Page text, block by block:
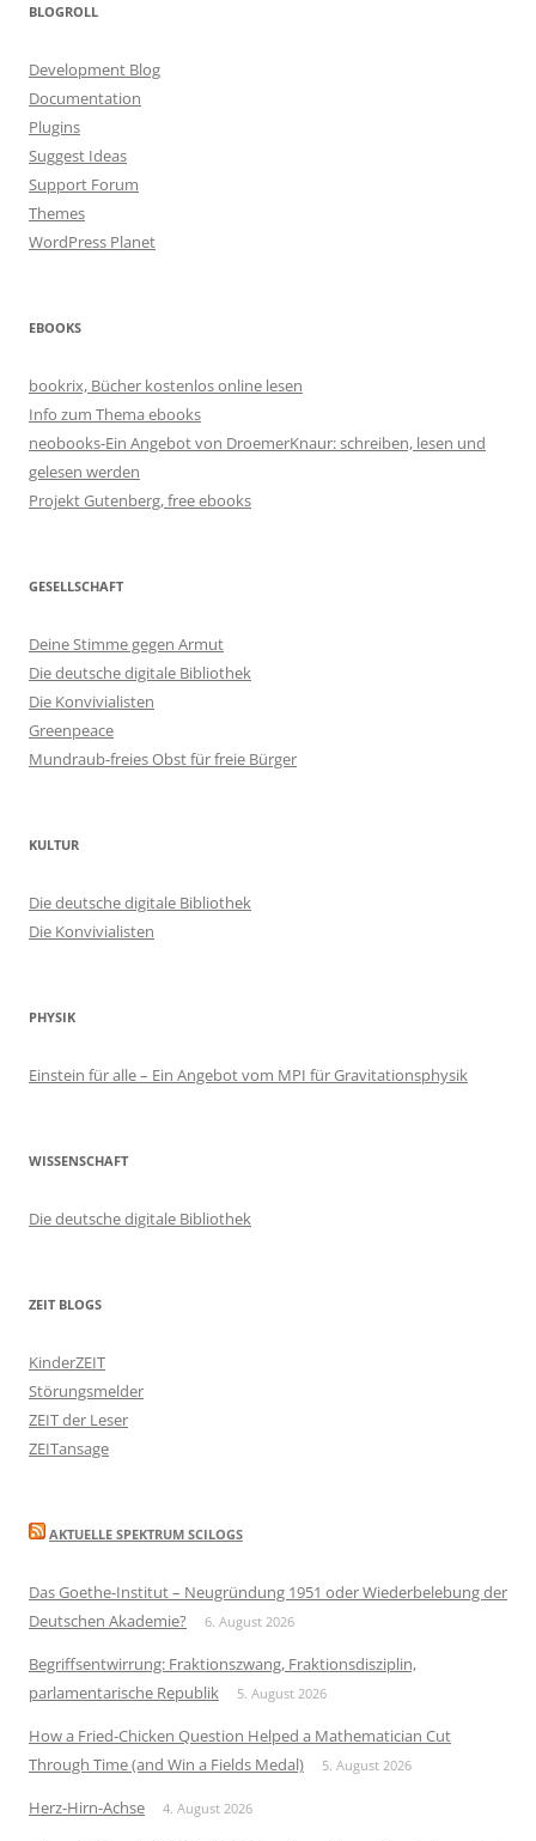
BLOGROLL
Development Blog
Documentation
Plugins
Suggest Ideas
Support Forum
Themes
WordPress Planet
EBOOKS
bookrix, Bücher kostenlos online lesen
Info zum Thema ebooks
neobooks-Ein Angebot von DroemerKnaur: schreiben, lesen und
gelesen werden
Projekt Gutenberg, free ebooks
GESELLSCHAFT
Deine Stimme gegen Armut
Die deutsche digitale Bibliothek
Die Konvivialisten
Greenpeace
Mundraub-freies Obst für freie Bürger
KULTUR
Die deutsche digitale Bibliothek
Die Konvivialisten
PHYSIK
Einstein für alle – Ein Angebot vom MPI für Gravitationsphysik
WISSENSCHAFT
Die deutsche digitale Bibliothek
ZEIT BLOGS
KinderZEIT
Störungsmelder
ZEIT der Leser
ZEITansage
AKTUELLE SPEKTRUM SCILOGS
Das Goethe-Institut – Neugründung 1951 oder Wiederbelebung der
Deutschen Akademie?
6. August 2026
Begriffsentwirrung: Fraktionszwang, Fraktionsdisziplin,
parlamentarische Republik
5. August 2026
How a Fried-Chicken Question Helped a Mathematician Cut
Through Time (and Win a Fields Medal)
5. August 2026
Herz-Hirn-Achse 4. August 2026